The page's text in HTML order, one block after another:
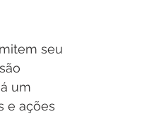
seu
um
e ações